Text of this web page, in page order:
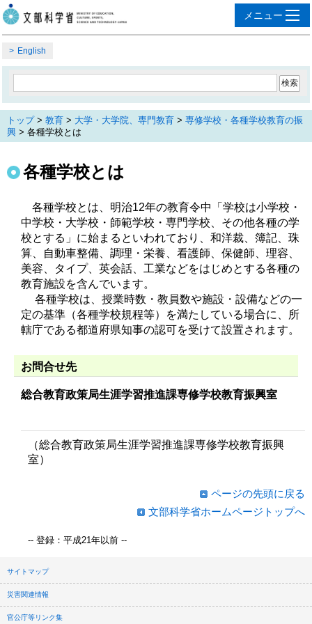
English
トップ> 教育 > 大学・大学院、専門教育 > 専修学校・各種学校教育の振
興 > 各種学校とは
各種学校とは
各種学校とは、明治12年の教育令中「学校は小学校・
中学校・大学校・師範学校・専門学校、その他各種の学
校とする」に始まるといわれており、和洋裁、簿記、珠
算、自動車整備、調理・栄養、看護師、保健師、理容、
美容、タイプ、英会話、工業などをはじめとする各種の
教育施設を含んでいます。
各種学校は、授業時数・教員数や施設・設備などの一
定の基準（各種学校規程等）を満たしている場合に、所
轄庁である都道府県知事の認可を受けて設置されます。
お問合せ先
総合教育政策局生涯学習推進課専修学校教育振興室
（総合教育政策局生涯学習推進課専修学校教育振興
室）
ページの先頭に戻る
文部科学省ホームページトップへ
-- 登録：平成21年以前 --
サイトマップ
災害関連情報
官公庁等リンク集